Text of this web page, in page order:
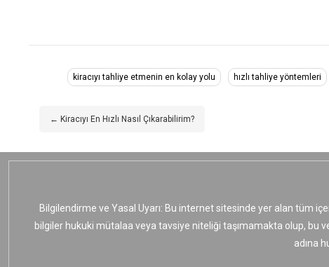
kiracıyı tahliye etmenin en kolay yolu hızlı tahliye yöntemleri
← Kiracıyı En Hızlı Nasıl Çıkarabilirim?
Bilgilendirme ve Yasal Uyarı: Bu internet sitesinde yer alan tüm
bilgiler hukuki mütalaa veya tavsiye niteliği taşımamakta olup, bu
adına